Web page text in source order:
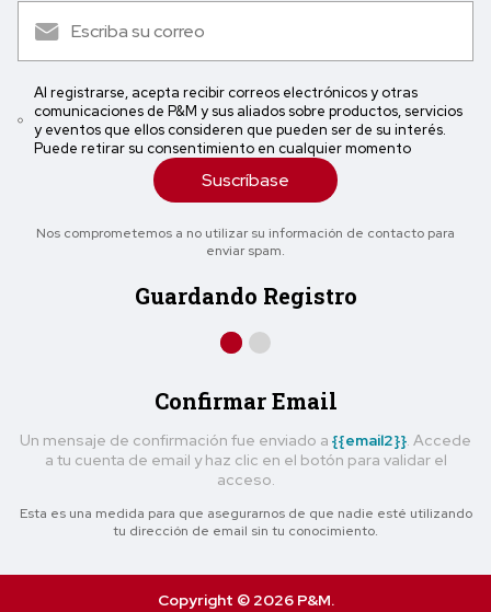
Al registrarse, acepta recibir correos electrónicos y otras
comunicaciones de P&M y sus aliados sobre productos, servicios
y eventos que ellos consideren que pueden ser de su interés.
Puede retirar su consentimiento en cualquier momento
Suscríbase
Nos comprometemos a no utilizar su información de contacto para
enviar spam.
Guardando Registro
Confirmar Email
Un mensaje de confirmación fue enviado a {{email2}} . Accede
a tu cuenta de email y haz clic en el botón para validar el
acceso.
Esta es una medida para que asegurarnos de que nadie esté utilizando
tu dirección de email sin tu conocimiento.
Copyright © 2026 P&M.